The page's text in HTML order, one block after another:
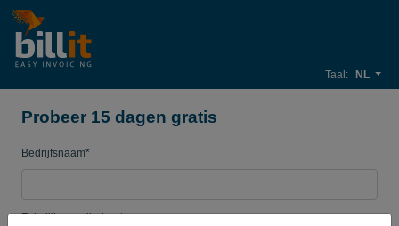
Taal: NL
Probeer 15 dagen gratis
Bedrijfsnaam*
Zakelijk e-mailadres*